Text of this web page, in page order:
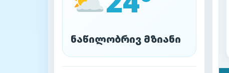
ნაწილობრივ მზიანი